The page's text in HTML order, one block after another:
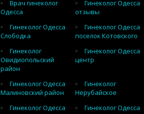
Врач гинеколог
Одесса
Гинеколог Одесса
отзывы
Гинеколог Одесса
Слободка
Гинеколог Одесса
поселок Котовского
Гинеколог
Овидиопольский
район
Гинеколог Одесса
центр
Гинеколог Одесса
Малиновский район
Гинеколог
Нерубайское
Гинеколог Одесса
Гинеколог Одесса